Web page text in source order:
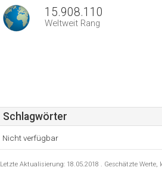
15.908.110
Weltweit Rang
Schlagwörter
Nicht verfügbar
Letzte Aktualisierung: 18.05.2018 . Geschätzte